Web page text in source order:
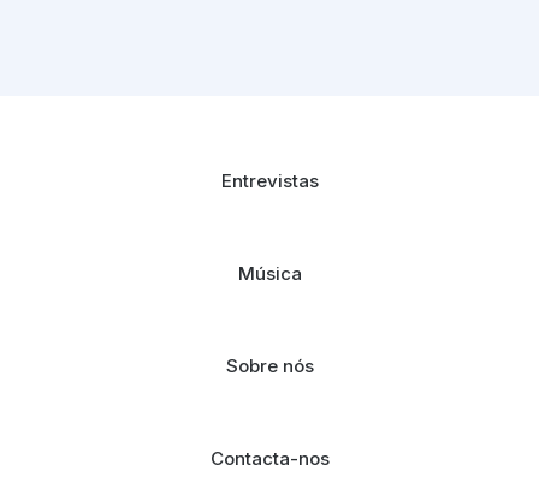
Entrevistas
Música
Sobre nós
Contacta-nos